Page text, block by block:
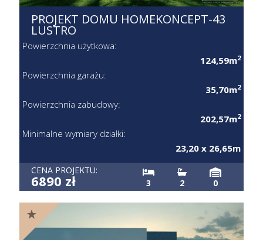
PROJEKT DOMU HOMEKONCEPT-43
LUSTRO
Powierzchnia użytkowa:
124,59m2
Powierzchnia garażu:
35,70m2
Powierzchnia zabudowy:
202,57m2
Minimalne wymiary działki:
23,20 x 26,65m
CENA PROJEKTU:
6890 zł 3 2 0